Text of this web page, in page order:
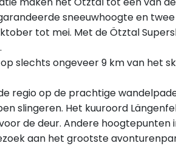
sneeuwhoogte en
tot mei. Met de Ötztal
slechts ongeveer 9 km van het
regio op de prachtige
slingeren. Het kuuroord
de deur. Andere hoogtepunten
aan het grootste